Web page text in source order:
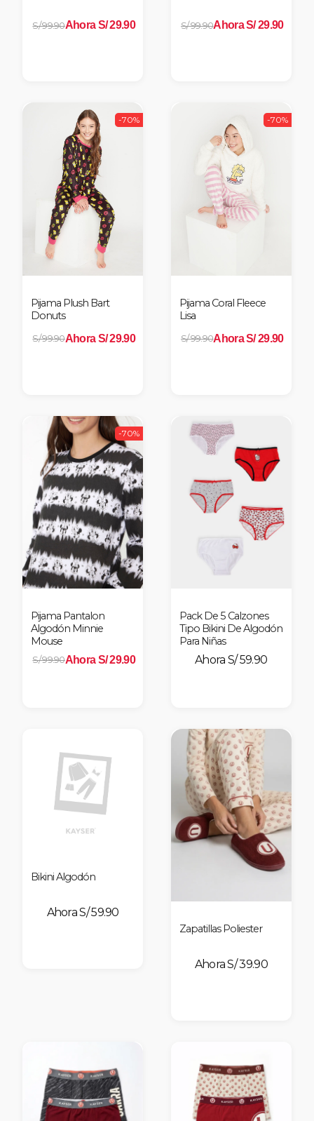
S/ 99.90Ahora S/ 29.90 S/ 99.90Ahora S/ 29.90
-70%
Pijama Plush Bart
Donuts
S/ 99.90Ahora S/ 29.90
-70%
Pijama Coral Fleece
Lisa
S/ 99.90Ahora S/ 29.90
-70%
Pijama Pantalon
Algodón Minnie
Mouse
S/ 99.90Ahora S/ 29.90
Pack De 5 Calzones
Tipo Bikini De Algodón
Para Niñas
S/ 59.90
Bikini Algodón
S/ 59.90
Zapatillas Poliester
S/ 39.90